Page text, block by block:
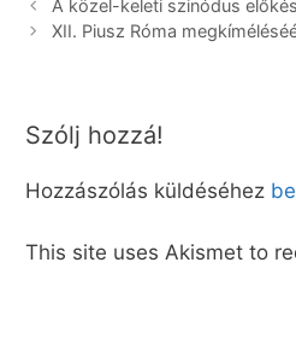
A közel-keleti szinódus
XII. Piusz Róma
Szólj hozzá!
Hozzászólás küldéséhez
This site uses Akismet to